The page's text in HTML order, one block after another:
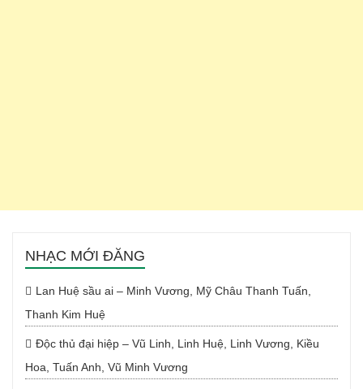
NHẠC MỚI ĐĂNG
Lan Huệ sầu ai – Minh Vương, Mỹ Châu Thanh Tuấn,
Thanh Kim Huệ
Độc thủ đại hiệp – Vũ Linh, Linh Huệ, Linh Vương, Kiều
Hoa, Tuấn Anh, Vũ Minh Vương